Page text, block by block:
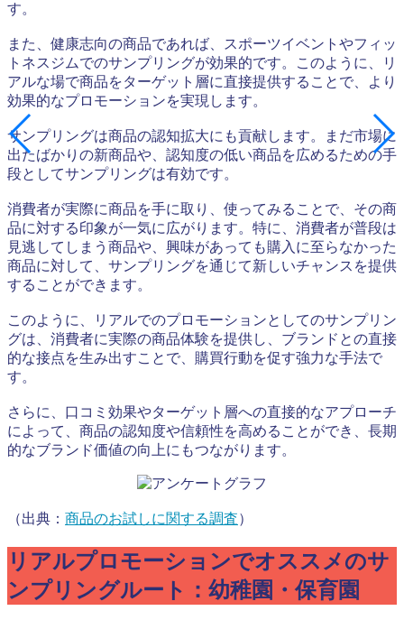
す。
また、健康志向の商品であれば、スポーツイベントやフィッ
トネスジムでのサンプリングが効果的です。このように、リ
アルな場で商品をターゲット層に直接提供することで、より
効果的なプロモーションを実現します。
サンプリングは商品の認知拡大にも貢献します。まだ市場に
出たばかりの新商品や、認知度の低い商品を広めるための手
段としてサンプリングは有効です。
消費者が実際に商品を手に取り、使ってみることで、その商
品に対する印象が一気に広がります。特に、消費者が普段は
見逃してしまう商品や、興味があっても購入に至らなかった
商品に対して、サンプリングを通じて新しいチャンスを提供
することができます。
このように、リアルでのプロモーションとしてのサンプリン
グは、消費者に実際の商品体験を提供し、ブランドとの直接
的な接点を生み出すことで、購買行動を促す強力な手法で
す。
さらに、口コミ効果やターゲット層への直接的なアプローチ
によって、商品の認知度や信頼性を高めることができ、長期
的なブランド価値の向上にもつながります。
（出典： 商品のお試しに関する調査）
リアルプロモーションでオススメのサ
ンプリングルート：幼稚園・保育園